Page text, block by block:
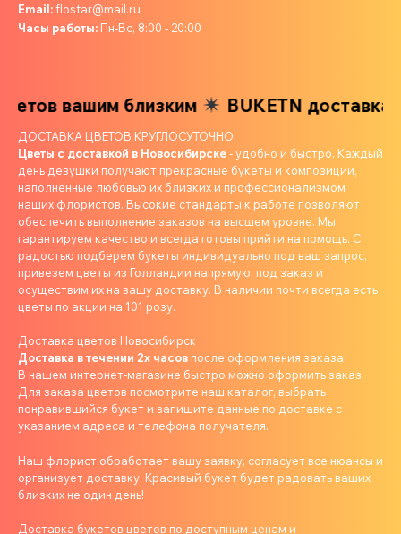
Email:flostar@mail.ru
Часы работы: Пн-Вс, 8:00 - 20:00
вашим близким BUKETN доставка
ДОСТАВКА ЦВЕТОВ КРУГЛОСУТОЧНО
Цветы с доставкой в Новосибирске- удобно и быстро. Каждый
день девушки получают прекрасные букеты и композиции,
наполненные любовью их близких и профессионализмом
наших флористов. Высокие стандарты к работе позволяют
обеспечить выполнение заказов на высшем уровне. Мы
гарантируем качество и всегда готовы прийти на помощь. С
радостью подберем букеты индивидуально под ваш запрос,
привезем цветы из Голландии напрямую, под заказ и
осуществим их на вашу доставку. В наличии почти всегда есть
цветы по акции на 101 розу.
Доставка цветов Новосибирск
Доставка в течении 2х часов после оформления заказа
В нашем интернет-магазине быстро можно оформить заказ.
Для заказа цветов посмотрите наш каталог, выбрать
понравившийся букет и запишите данные по доставке с
указанием адреса и телефона получателя.
Наш флорист обработает вашу заявку, согласует все нюансы и
организует доставку. Красивый букет будет радовать ваших
близких не один день!
Доставка букетов цветов по доступным ценам и